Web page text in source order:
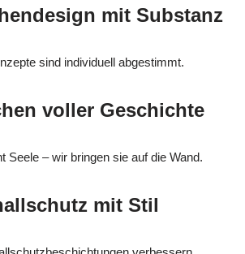
mit Substanz
sind individuell abgestimmt.
voller Geschichte
Seele – wir bringen sie auf die Wand.
mit Stil